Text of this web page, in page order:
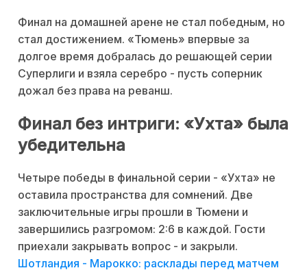
Финал на домашней арене не стал победным, но
стал достижением. «Тюмень» впервые за
долгое время добралась до решающей серии
Суперлиги и взяла серебро - пусть соперник
дожал без права на реванш.
Финал без интриги: «Ухта» была
убедительна
Четыре победы в финальной серии - «Ухта» не
оставила пространства для сомнений. Две
заключительные игры прошли в Тюмени и
завершились разгромом: 2:6 в каждой. Гости
приехали закрывать вопрос - и закрыли.
Шотландия - Марокко: расклады перед матчем